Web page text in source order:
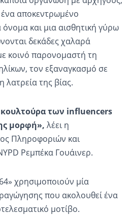
ένα αποκεντρωμένο
όνομα και μια αισθητική γύρω
δεκάδες χαλαρά
κοινό παρονομαστή τη
τον εξαναγκασμό σε
λατρεία της βίας.
κουλτούρα των influencers
μορφή», λέει η
Πληροφοριών και
Ρεμπέκα Γουάινερ.
χρησιμοποιούν μία
που ακολουθεί ένα
μοτίβο.